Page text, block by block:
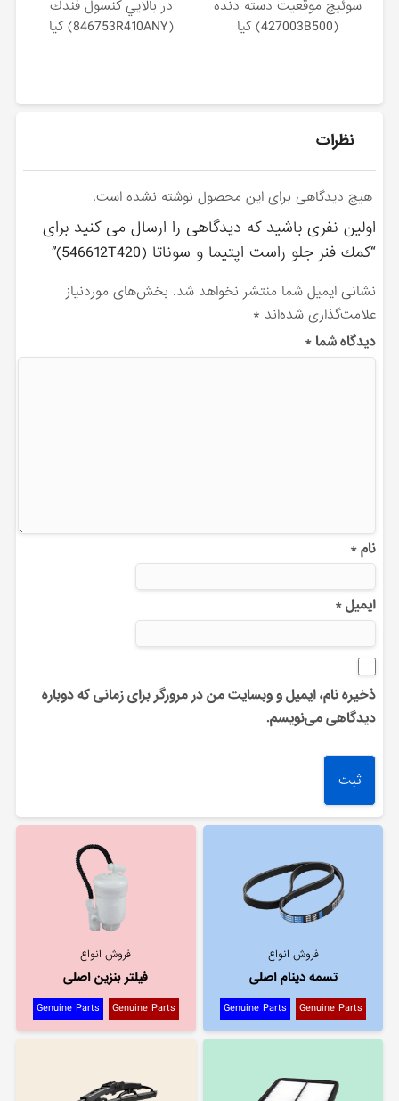
سوئيچ موقعيت دسته دنده
(427003B500) کیا
در بالايي كنسول فندك
(846753R410ANY) کیا
نظرات
هیچ دیدگاهی برای این محصول نوشته نشده است.
اولین نفری باشید که دیدگاهی را ارسال می کنید برای
“كمك فنر جلو راست اپتیما و سوناتا (546612T420)”
نشانی ایمیل شما منتشر نخواهد شد. بخش‌های موردنیاز
علامت‌گذاری شده‌اند *
دیدگاه شما*
نام*
ایمیل*
ذخیره نام، ایمیل و وبسایت من در مرورگر برای زمانی که دوباره
دیدگاهی می‌نویسم.
فروش انواع
تسمه دینام اصلی
Genuine Parts
Genuine Parts
فروش انواع
فیلتر بنزین اصلی
Genuine Parts
Genuine Parts